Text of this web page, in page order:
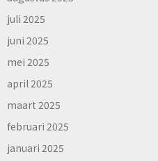
juli 2025
juni 2025
mei 2025
april 2025
maart 2025
februari 2025
januari 2025